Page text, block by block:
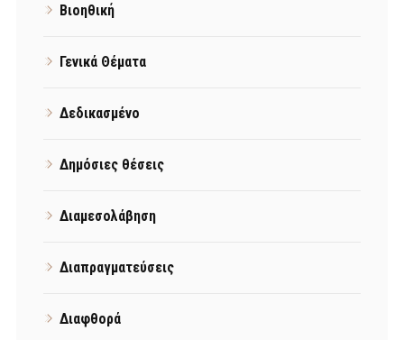
Βιοηθική
Γενικά Θέματα
Δεδικασμένο
Δημόσιες θέσεις
Διαμεσολάβηση
Διαπραγματεύσεις
Διαφθορά